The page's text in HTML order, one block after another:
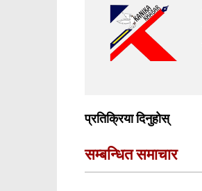
प्रतिक्रिया दिनुहोस्
सम्बन्धित समाचार